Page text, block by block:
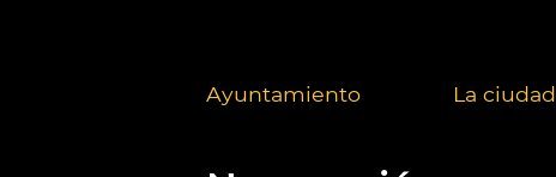
Ayuntamiento La ciudad